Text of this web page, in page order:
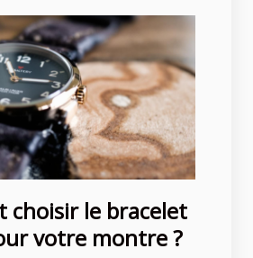
choisir le bracelet
votre montre ?